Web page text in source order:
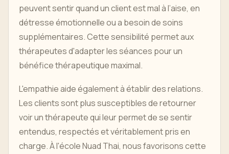
peuvent sentir quand un client est mal à l’aise, en
détresse émotionnelle ou a besoin de soins
supplémentaires. Cette sensibilité permet aux
thérapeutes d'adapter les séances pour un
bénéfice thérapeutique maximal.
L'empathie aide également à établir des relations.
Les clients sont plus susceptibles de retourner
voir un thérapeute qui leur permet de se sentir
entendus, respectés et véritablement pris en
charge. À l'école Nuad Thai, nous favorisons cette